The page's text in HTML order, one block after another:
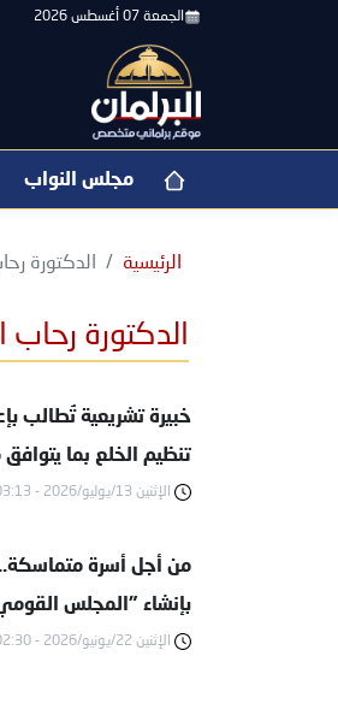
الجمعة 07 أغسطس 2026
مجلس النواب
الرئيسية الدكتورة
الدكتورة رحاب
خبيرة تشريعية تُطالب
تنظيم الخلع بما
الإسلامية
الإثنين 13/يوليو/2026 - 03:13 م
من أجل أسرة
بإنشاء "المجلس
الإثنين 22/يونيو/2026 - 02:30 م